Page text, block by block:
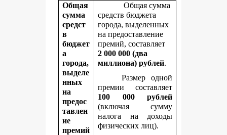
Общая
сумма
средст
в
бюджет
а
города,
выделе
нных
на
предос
тавлен
ие
премий
Общая сумма
средств бюджета
города, выделенных
на предоставление
премий, составляет
2 000 000 (два
миллиона) рублей.
Размер одной
премии составляет
100 000 рублей
(включая сумму
налога на доходы
физических лиц).